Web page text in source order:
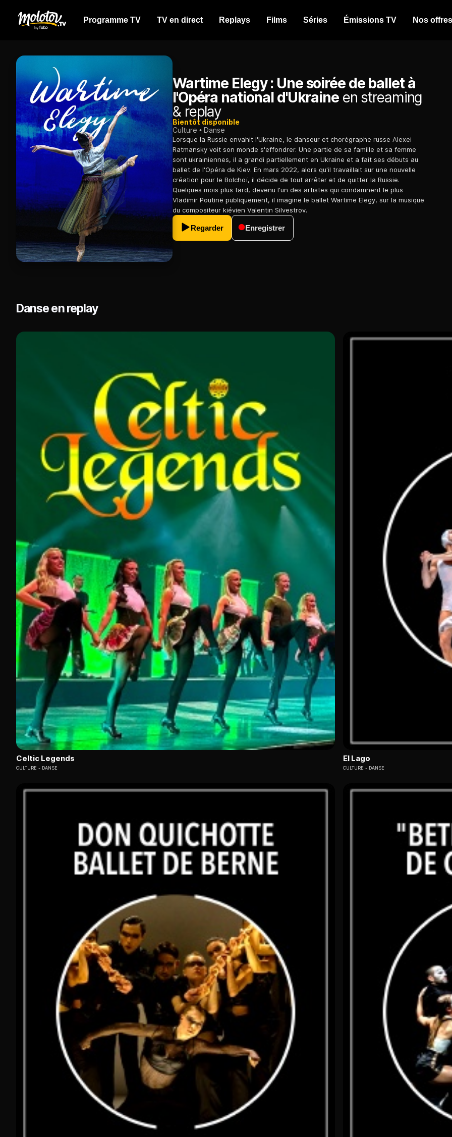
Programme TV TV en direct Replays Films Séries Émissions TV Nos offres
Wartime Elegy : Une soirée de ballet à
l'Opéra national d'Ukraineen streaming
& replay
Bientôt disponible
Culture
Danse
Lorsque la Russie envahit l'Ukraine, le danseur et chorégraphe russe Alexei
Ratmansky voit son monde s'effondrer. Une partie de sa famille et sa femme
sont ukrainiennes, il a grandi partiellement en Ukraine et a fait ses débuts au
ballet de l'Opéra de Kiev. En mars 2022, alors qu'il travaillait sur une nouvelle
création pour le Bolchoï, il décide de tout arrêter et de quitter la Russie.
Quelques mois plus tard, devenu l'un des artistes qui condamnent le plus
Vladimir Poutine publiquement, il imagine le ballet Wartime Elegy, sur la musique
du compositeur kiévien Valentin Silvestrov.
Regarder Enregistrer
Danse en replay
Celtic Legends
CULTURE DANSE
El Lago
CULTURE DANSE